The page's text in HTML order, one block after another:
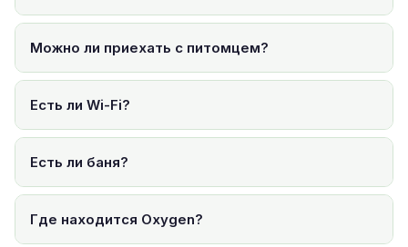
Можно ли приехать с питомцем?
Есть ли Wi-Fi?
Есть ли баня?
Где находится Oxygen?